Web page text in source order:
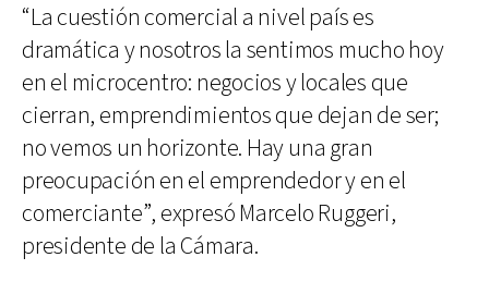
“La cuestión comercial a nivel país es
dramática y nosotros la sentimos mucho hoy
en el microcentro: negocios y locales que
cierran, emprendimientos que dejan de ser;
no vemos un horizonte. Hay una gran
preocupación en el emprendedor y en el
comerciante”, expresó Marcelo Ruggeri,
presidente de la Cámara.